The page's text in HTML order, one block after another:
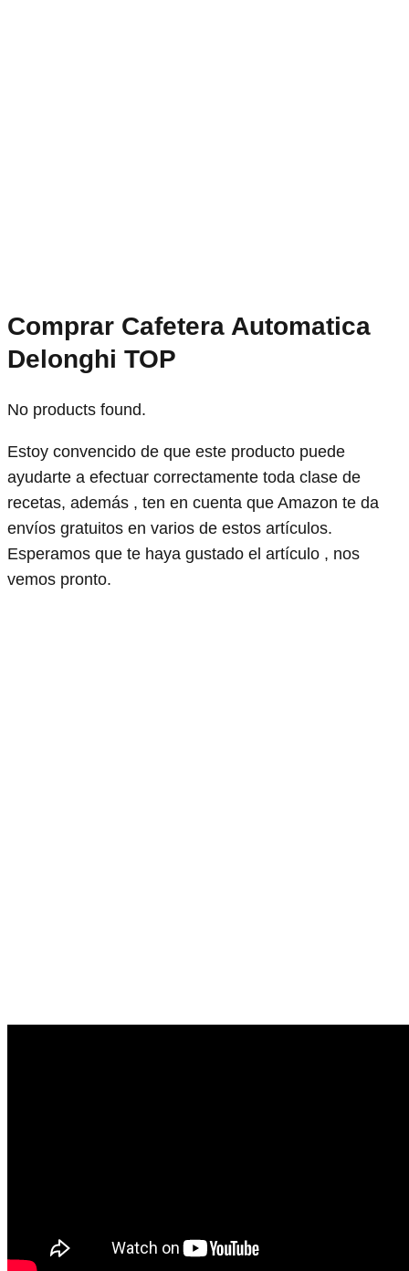
Comprar Cafetera Automatica
Delonghi TOP
No products found.
Estoy convencido de que este producto puede
ayudarte a efectuar correctamente toda clase de
recetas, además , ten en cuenta que Amazon te da
envíos gratuitos en varios de estos artículos.
Esperamos que te haya gustado el artículo , nos
vemos pronto.